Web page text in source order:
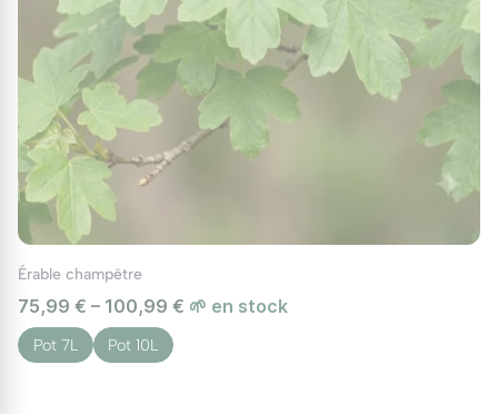
Érable champêtre
75,99 € – 100,99 € 🌱 en stock
Pot 7L Pot 10L